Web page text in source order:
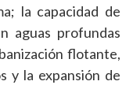
la capacidad de
aguas profundas
flotante,
y la expansión de